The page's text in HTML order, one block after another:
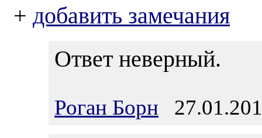
+ добавить замечания
Ответ неверный.
Роган Борн